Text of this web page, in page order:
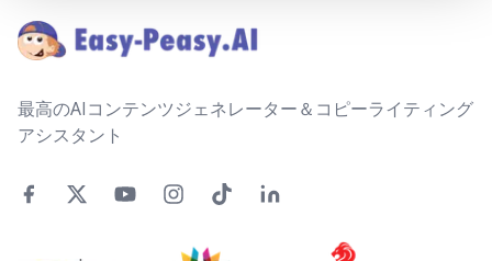
最高のAIコンテンツジェネレーター＆コピーライティング
アシスタント